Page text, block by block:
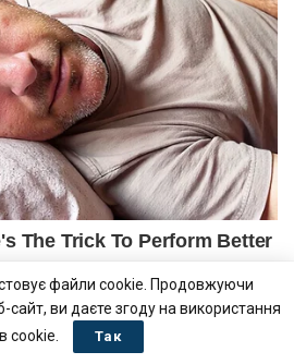
файли cookie. Продовжуючи
сайт, ви даєте згоду на використання
cookie.
Так